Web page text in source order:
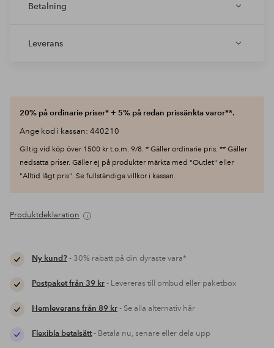
Betalning
Leverans
20% på ordinarie priser* + 5% på redan prissänkta varor**.
Ange kod i kassan: 440210
Giltig vid köp över 1500 kr t.o.m. 9/8. * Gäller ordinarie pris. ** Gäller
nedsatta priser. Gäller ej på produkter märkta med "Outlet" eller
"Alltid lågt pris". Se fullständiga villkor i kassan.
Produktdeklaration
Ny kund?- 30% rabatt på din dyraste vara*
Postpaket från 39 kr- Levereras till ombud eller paketbox
Hemleverans från 89 kr- Se alla alternativ här
Flexibla betalsätt- Betala nu, senare eller dela upp